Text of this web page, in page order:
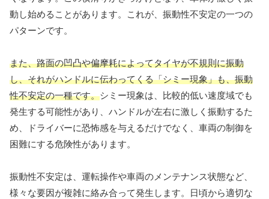
動し始めることがあります。これが、振動性不安定の一つの
パターンです。
また、路面の凹凸や偏摩耗によってタイヤが不規則に振動
し、それがハンドルに伝わってくる「シミー現象」も、振動
性不安定の一種です。シミー現象は、比較的低い速度域でも
発生する可能性があり、ハンドルが左右に激しく振動するた
め、ドライバーに恐怖感を与えるだけでなく、車両の制御を
困難にする危険性があります。
振動性不安定は、運転操作や車両のメンテナンス状態など、
様々な要因が複雑に絡み合って発生します。日頃から適切な